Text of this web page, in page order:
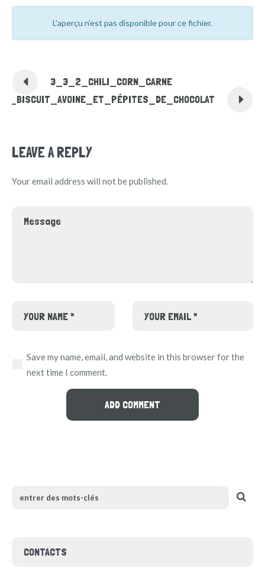
L’aperçu n’est pas disponible pour ce fichier.
3_3_2_CHILI_CORN_CARNE
LEAVE A REPLY
Your email address will not be published.
Save my name, email, and website in this browser for the
next time I comment.
CONTACTS